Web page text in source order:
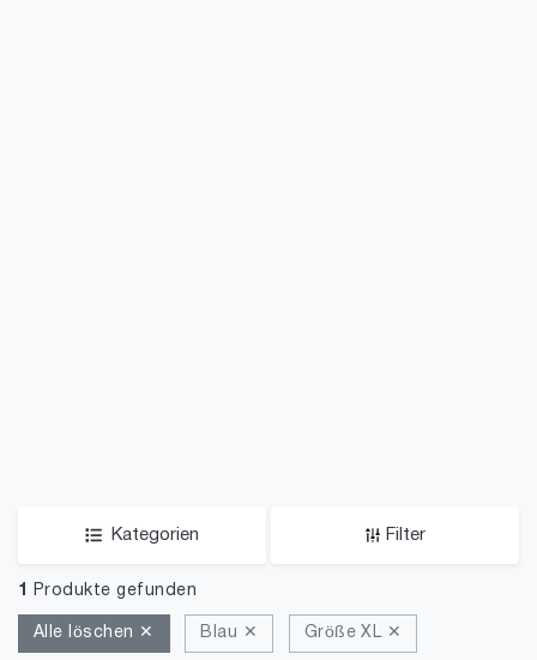
Kategorien Filter
1 Produkte gefunden
Alle löschen ✕ Blau ✕ Größe XL ✕